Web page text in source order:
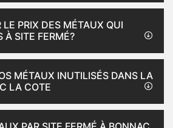
PRIX DES MÉTAUX QUI
À SITE FERMÉ?
MÉTAUX INUTILISÉS DANS LA
LA COTE